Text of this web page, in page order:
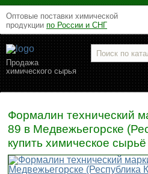
Оптовые поставки химической
продукции по России и СНГ
Продажа
химического сырья
Формалин технический
89 в Медвежьегорске
купить химическое сырьё